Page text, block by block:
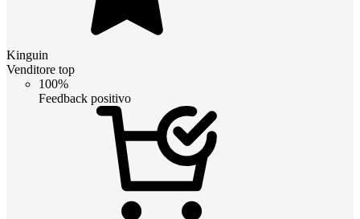
Kinguin
Venditore top
100%
Feedback positivo